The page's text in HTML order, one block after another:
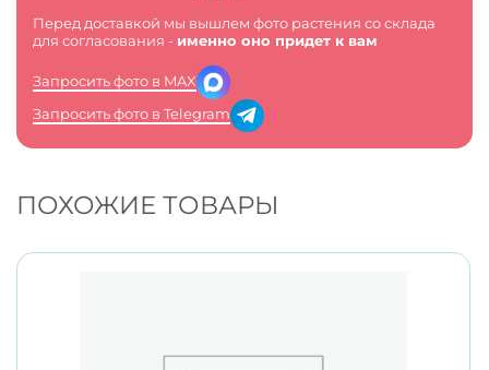
Перед доставкой мы вышлем фото растения со склада
для согласования - именно оно придет к вам
Запросить фото в MAX
Запросить фото в Telegram
ПОХОЖИЕ ТОВАРЫ